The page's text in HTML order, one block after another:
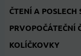
ČTENÍ A
PRVOPOČÁTEČNÍ
KOLÍČKOVKY